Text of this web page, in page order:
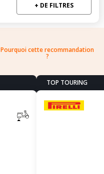
+ DE FILTRES
Pourquoi cette recommandation
?
TOP TOURING